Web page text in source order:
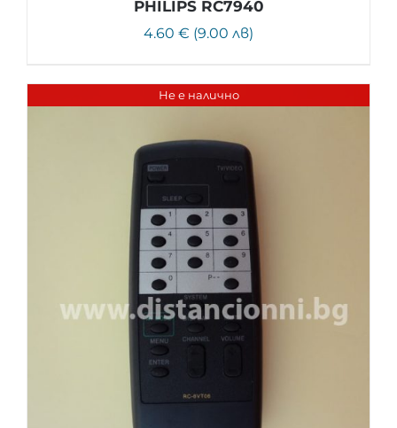
PHILIPS RC7940
4.60 € (9.00 лв)
Не е налично